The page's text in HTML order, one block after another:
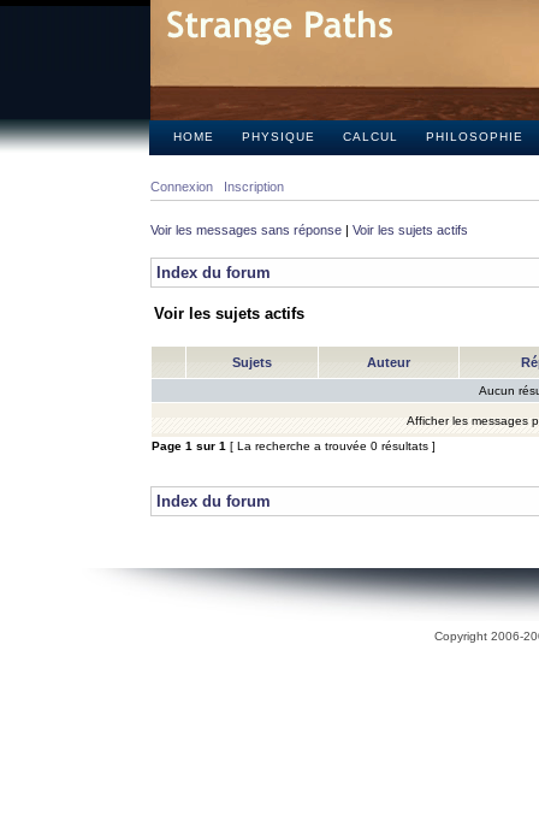
HOME PHYSIQUE CALCUL PHILOSOPHIE
Connexion Inscription
Voir les messages sans réponse | Voir les sujets actifs
Index du forum
Voir les sujets actifs
Sujets Auteur
Aucun
Afficher les messages
Page 1 sur 1 [ La recherche a trouvée 0 résultats ]
Index du forum
Copyright 2006-